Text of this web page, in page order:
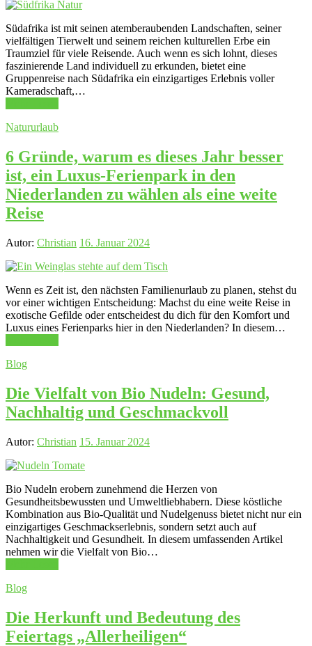
Südafrika ist mit seinen atemberaubenden Landschaften, seiner
vielfältigen Tierwelt und seinem reichen kulturellen Erbe ein
Traumziel für viele Reisende. Auch wenn es sich lohnt, dieses
faszinierende Land individuell zu erkunden, bietet eine
Gruppenreise nach Südafrika ein einzigartiges Erlebnis voller
Kameradschaft,…
Natururlaub
6 Gründe, warum es dieses Jahr besser
ist, ein Luxus-Ferienpark in den
Niederlanden zu wählen als eine weite
Reise
Autor: Christian 16. Januar 2024
Wenn es Zeit ist, den nächsten Familienurlaub zu planen, stehst du
vor einer wichtigen Entscheidung: Machst du eine weite Reise in
exotische Gefilde oder entscheidest du dich für den Komfort und
Luxus eines Ferienparks hier in den Niederlanden? In diesem…
Blog
Die Vielfalt von Bio Nudeln: Gesund,
Nachhaltig und Geschmackvoll
Autor: Christian 15. Januar 2024
Bio Nudeln erobern zunehmend die Herzen von
Gesundheitsbewussten und Umweltliebhabern. Diese köstliche
Kombination aus Bio-Qualität und Nudelgenuss bietet nicht nur ein
einzigartiges Geschmackserlebnis, sondern setzt auch auf
Nachhaltigkeit und Gesundheit. In diesem umfassenden Artikel
nehmen wir die Vielfalt von Bio…
Blog
Die Herkunft und Bedeutung des
Feiertags „Allerheiligen“